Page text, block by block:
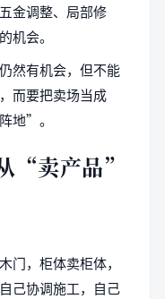
金调整、局部修
机会。
然有机会，但不能
而要把卖场当成
地”。
“卖产品”
门，柜体卖柜体，
己协调施工，自己